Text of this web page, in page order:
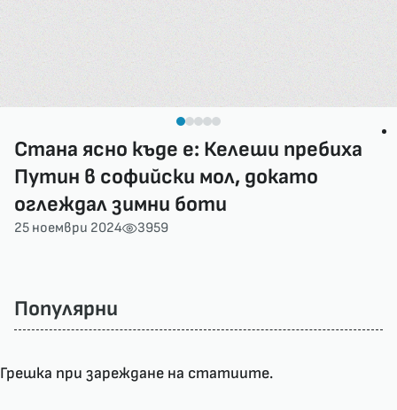
Стана ясно къде е: Келеши пребиха
Путин в софийски мол, докато
оглеждал зимни боти
25 ноември 2024 3959
Популярни
Грешка при зареждане на статиите.